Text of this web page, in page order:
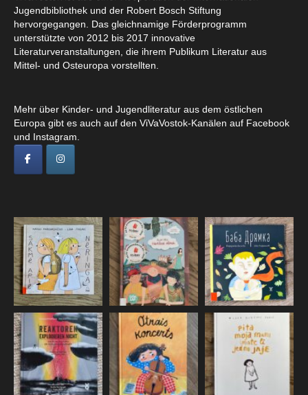
Jugendbibliothek und der Robert Bosch Stiftung
hervorgegangen. Das gleichnamige Förderprogramm
unterstützte von 2012 bis 2017 innovative
Literaturveranstaltungen, die ihrem Publikum Literatur aus
Mittel- und Osteuropa vorstellten.
Mehr über Kinder- und Jugendliteratur aus dem östlichen
Europa gibt es auch auf den ViVaVostok-Kanälen auf Facebook
und Instagram.